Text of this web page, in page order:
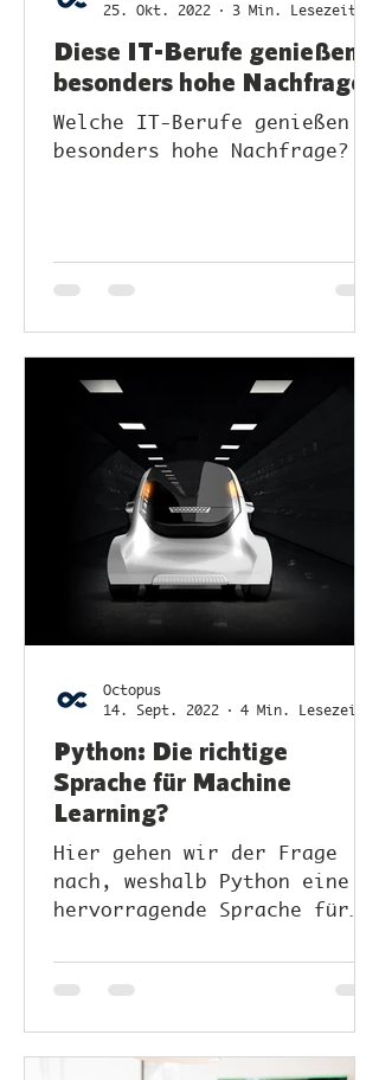
Diese IT-Berufe genießen
besonders hohe Nachfrage
Welche IT-Berufe genießen
besonders hohe Nachfrage?
25. Okt. 2022
3 Min. Lesezeit
Python: Die richtige
Sprache für Machine
Learning?
Hier gehen wir der Frage
nach, weshalb Python eine
hervorragende Sprache für
Octopus
14. Sept. 2022
4 Min. Lesezeit